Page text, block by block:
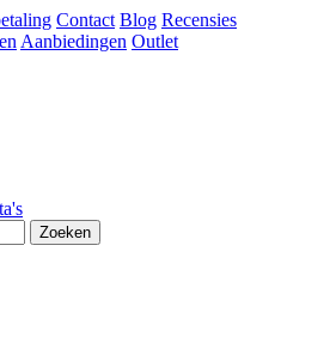
Contact Blog Recensies
Aanbiedingen Outlet
Zoeken